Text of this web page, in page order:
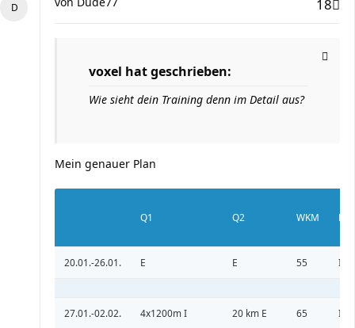
18
voxel hat geschrieben:
Wie sieht dein Training denn im Detail aus?
Mein genauer Plan
Q1 Q2 WKM
20.01.-26.01. E E 55 I
27.01.-02.02. 4x1200m I 20 km E 65 I